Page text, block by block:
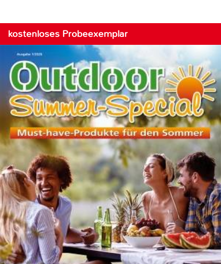
kostenloses Probeexemplar